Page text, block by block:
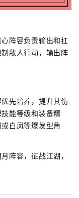
阵容负责输出和扛
敌人行动，输出阵
先培养，提升其伤
能等级和装备精
白凤等爆发型角
阵容，征战江湖，